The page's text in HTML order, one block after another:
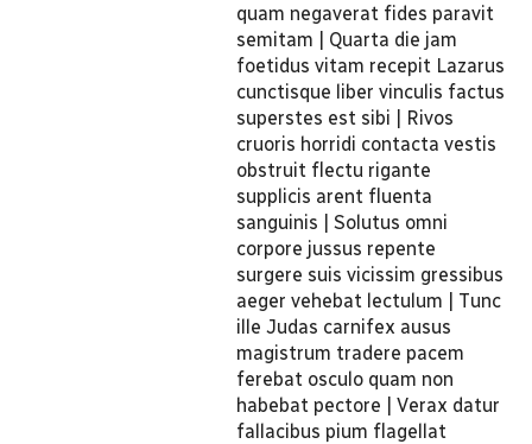
quam negaverat fides paravit
semitam | Quarta die jam
foetidus vitam recepit Lazarus
cunctisque liber vinculis factus
superstes est sibi | Rivos
cruoris horridi contacta vestis
obstruit flectu rigante
supplicis arent fluenta
sanguinis | Solutus omni
corpore jussus repente
surgere suis vicissim gressibus
aeger vehebat lectulum | Tunc
ille Judas carnifex ausus
magistrum tradere pacem
ferebat osculo quam non
habebat pectore | Verax datur
fallacibus pium flagellat